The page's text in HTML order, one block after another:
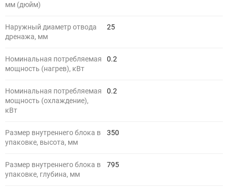
мм (дюйм)
Наружный диаметр отвода
дренажа, мм
25
Номинальная потребляемая
мощность (нагрев), кВт
0.2
Номинальная потребляемая
мощность (охлаждение),
кВт
0.2
Размер внутреннего блока в
упаковке, высота, мм
350
Размер внутреннего блока в
упаковке, глубина, мм
795